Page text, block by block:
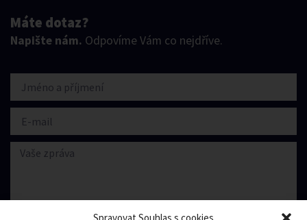
Máte dotaz?
Napište nám. Odpovíme Vám co nejdříve.